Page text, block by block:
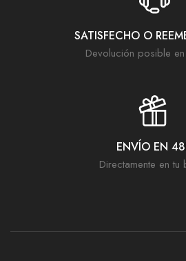
SATISFECHO O
Devolución posible
ENVÍO EN
Directamente en tu